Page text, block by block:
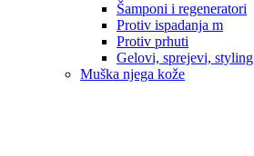
Šamponi i regeneratori
Protiv ispadanja m
Protiv prhuti
Gelovi, sprejevi, styling
Muška njega kože